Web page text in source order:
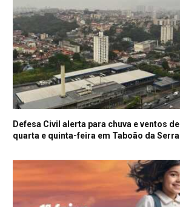
Defesa Civil alerta para chuva e ventos
quarta e quinta-feira em Taboão da Serra